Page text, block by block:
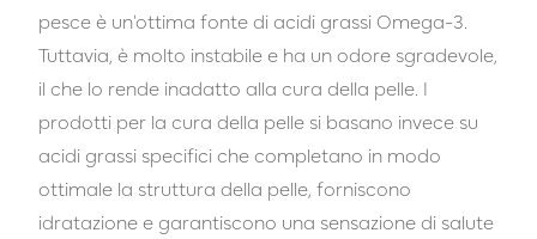
pesce è un'ottima fonte di acidi grassi Omega-3.
Tuttavia, è molto instabile e ha un odore sgradevole,
il che lo rende inadatto alla cura della pelle. I
prodotti per la cura della pelle si basano invece su
acidi grassi specifici che completano in modo
ottimale la struttura della pelle, forniscono
idratazione e garantiscono una sensazione di salute